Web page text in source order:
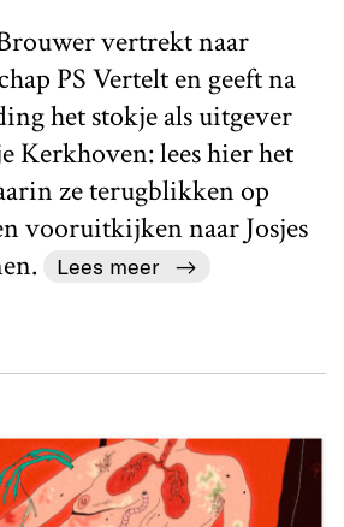
vertrekt naar
PS Vertelt en geeft na
het stokje als uitgever
Kerkhoven: lees hier het
ze terugblikken op
vooruitkijken naar Josjes
Lees meer